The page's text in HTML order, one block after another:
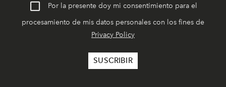
Por la presente doy mi consentimiento para el
procesamiento de mis datos personales con los fines de
Privacy Policy